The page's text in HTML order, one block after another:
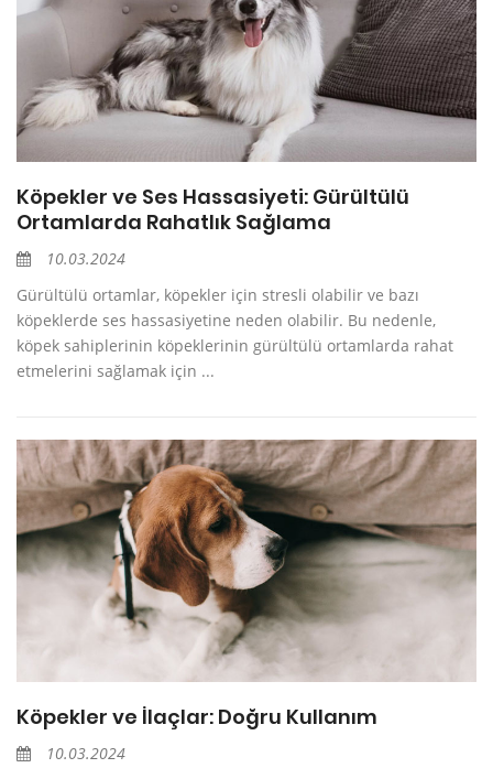
Köpekler ve Ses Hassasiyeti: Gürültülü
Ortamlarda Rahatlık Sağlama
10.03.2024
Gürültülü ortamlar, köpekler için stresli olabilir ve bazı
köpeklerde ses hassasiyetine neden olabilir. Bu nedenle,
köpek sahiplerinin köpeklerinin gürültülü ortamlarda rahat
etmelerini sağlamak için ...
Köpekler ve İlaçlar: Doğru Kullanım
10.03.2024